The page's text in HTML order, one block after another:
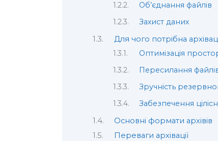
Об’єднання файлів
Захист даних
Для чого потрібна
Оптимізація
Пересилання
Зручність
Забезпечення
Основні формати архівів
Переваги архівації